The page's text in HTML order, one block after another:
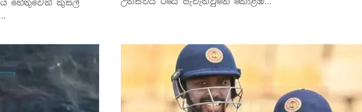
හේතුවෙන් කුසල්